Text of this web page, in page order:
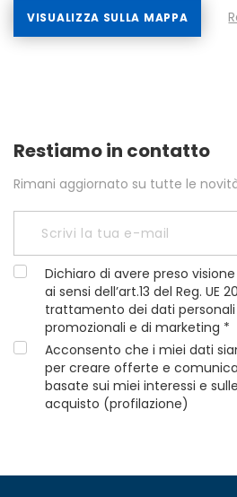
VISUALIZZA SULLA MAPPA
Restiamo in contatto
Rimani aggiornato su tutte le
Dichiaro di avere preso
ai sensi dell’art.13 del Reg.
trattamento dei dati
promozionali e di marketing *
Acconsento che i miei dati
per creare offerte e
basate sui miei interessi e
acquisto (profilazione)